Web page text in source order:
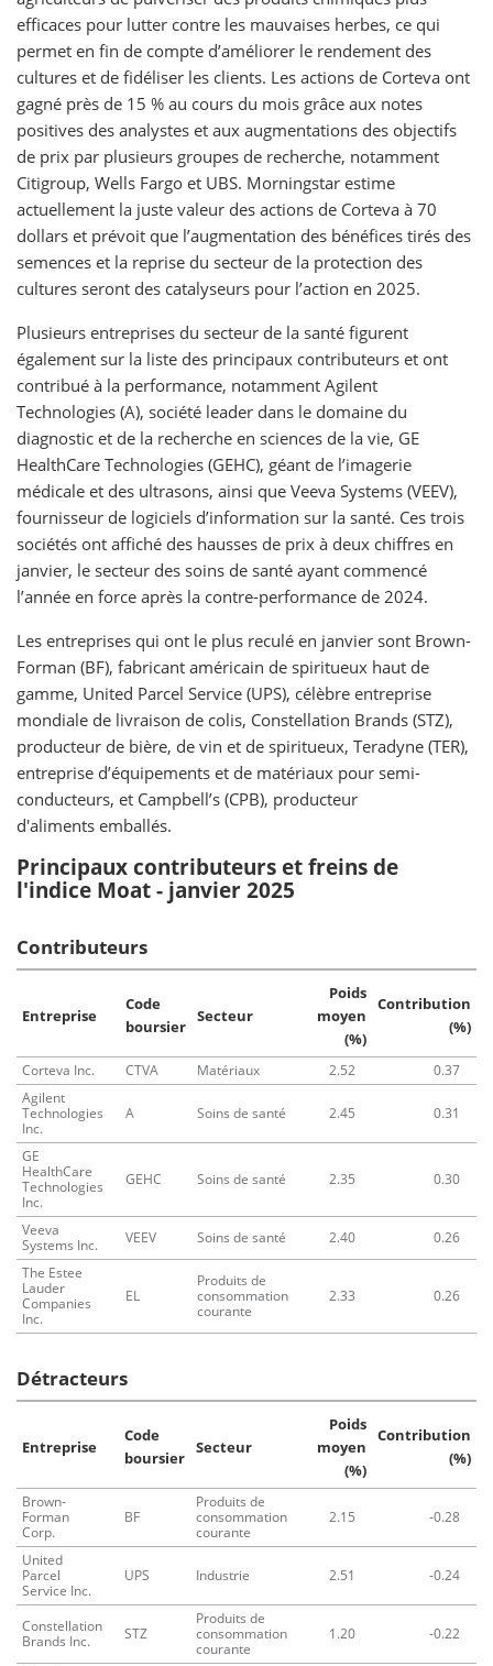
efficaces pour lutter contre les mauvaises herbes, ce qui
permet en fin de compte d’améliorer le rendement des
cultures et de fidéliser les clients. Les actions de Corteva ont
gagné près de 15 % au cours du mois grâce aux notes
positives des analystes et aux augmentations des objectifs
de prix par plusieurs groupes de recherche, notamment
Citigroup, Wells Fargo et UBS. Morningstar estime
actuellement la juste valeur des actions de Corteva à 70
dollars et prévoit que l’augmentation des bénéfices tirés des
semences et la reprise du secteur de la protection des
cultures seront des catalyseurs pour l’action en 2025.
Plusieurs entreprises du secteur de la santé figurent
également sur la liste des principaux contributeurs et ont
contribué à la performance, notamment Agilent
Technologies (A), société leader dans le domaine du
diagnostic et de la recherche en sciences de la vie, GE
HealthCare Technologies (GEHC), géant de l’imagerie
médicale et des ultrasons, ainsi que Veeva Systems (VEEV),
fournisseur de logiciels d’information sur la santé. Ces trois
sociétés ont affiché des hausses de prix à deux chiffres en
janvier, le secteur des soins de santé ayant commencé
l’année en force après la contre-performance de 2024.
Les entreprises qui ont le plus reculé en janvier sont Brown-
Forman (BF), fabricant américain de spiritueux haut de
gamme, United Parcel Service (UPS), célèbre entreprise
mondiale de livraison de colis, Constellation Brands (STZ),
producteur de bière, de vin et de spiritueux, Teradyne (TER),
entreprise d’équipements et de matériaux pour semi-
conducteurs, et Campbell’s (CPB), producteur
d'aliments emballés.
Principaux contributeurs et freins de
l'indice Moat - janvier 2025
Contributeurs
Entreprise
Code
boursier
Secteur
Poids
moyen
(%)
Contribution
(%)
Corteva Inc. CTVA Matériaux 2.52
0.37
Agilent
Technologies
Inc.
A Soins de santé 2.45 0.31
GE
HealthCare
Technologies
Inc.
GEHC Soins de santé 2.35 0.30
Veeva
Systems Inc.
VEEV Soins de santé 2.40
0.26
The Estee
Lauder
Companies
Inc.
EL
Produits de
consommation
courante
2.33 0.26
Détracteurs
Entreprise
Code
boursier
Secteur
Poids
moyen
(%)
Contribution
(%)
Brown-
Forman
Corp.
BF
Produits de
consommation
courante
2.15 -0.28
United
Parcel
Service Inc.
UPS Industrie 2.51 -0.24
Constellation
Brands Inc.
STZ
Produits de
consommation
courante
1.20 -0.22